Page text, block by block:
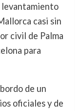
casi sin
civil de Palma
para
de un
oficiales y de